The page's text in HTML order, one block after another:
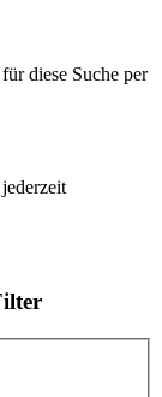
diese Suche per